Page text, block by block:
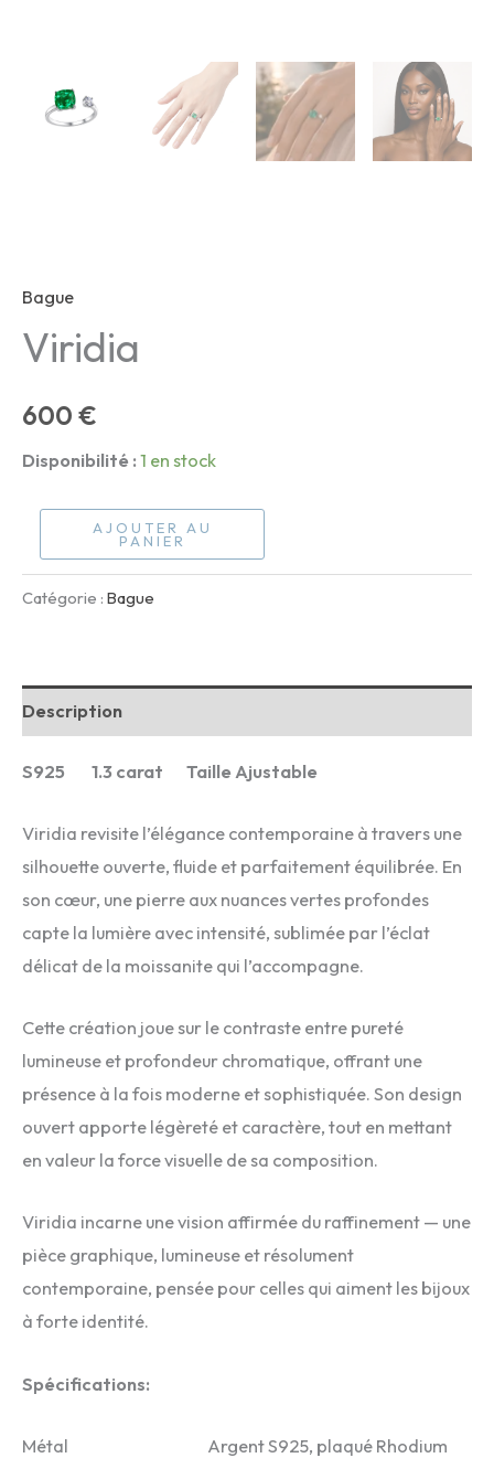
Bague
Viridia
600 €
Disponibilité : 1 en stock
de
Viridia
AJOUTER AU
PANIER
Catégorie : Bague
Description
S925 1.3 carat Taille Ajustable
Viridia revisite l’élégance contemporaine à travers une
silhouette ouverte, fluide et parfaitement équilibrée. En
son cœur, une pierre aux nuances vertes profondes
capte la lumière avec intensité, sublimée par l’éclat
délicat de la moissanite qui l’accompagne.
Cette création joue sur le contraste entre pureté
lumineuse et profondeur chromatique, offrant une
présence à la fois moderne et sophistiquée. Son design
ouvert apporte légèreté et caractère, tout en mettant
en valeur la force visuelle de sa composition.
Viridia incarne une vision affirmée du raffinement — une
pièce graphique, lumineuse et résolument
contemporaine, pensée pour celles qui aiment les bijoux
à forte identité.
Spécifications:
Métal Argent S925, plaqué Rhodium